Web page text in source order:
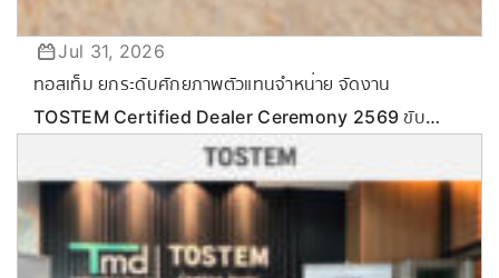
Jul 31, 2026
ทอสเท็ม ยกระดับศักยภาพตัวแทนจำหน่าย จัดงาน
TOSTEM Certified Dealer Ceremony 2569 ขับ
เคลื่อนกลยุทธ์ลุยตลาด Commercial & Renovation